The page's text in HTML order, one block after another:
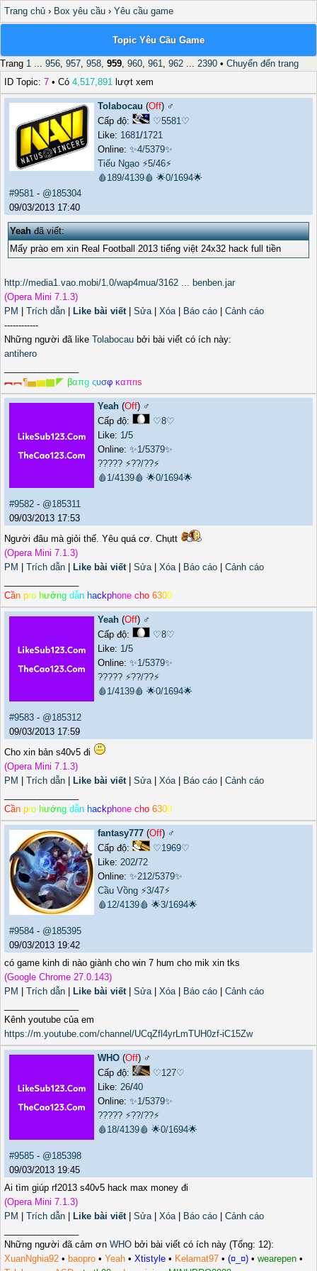
Trang chủ › Box yêu cầu › Yêu cầu game
Topic Yêu Cầu Game
Trang 1 ... 956, 957, 958, 959, 960, 961, 962 ... 2390 • Chuyển đến trang
ID Topic: 7 • Có 4,517,891 lượt xem
Tolabocau (Off) ♂️
Cấp độ:
♡5581♡
Like: 1681/1721
Online: ✨4/5379✨
Tiếu Ngạo ⚡5/46⚡
🩸189/4139🩸 🌟0/1694🌟
#9581 - @185304
09/03/2013 17:40
Yeahđã viết:
Mấy prào em xin Real Football 2013 tiếng việt 24x32 hack full tiền
http://media1.vao.mobi/1.0/wap4mua/3162 ... benben.jar
(Opera Mini 7.1.3)
PM
Trích dẫn Like bài viết| Sửa| Xóa| Báo cáo
Cảnh cáo
------------
Những người đã like Tolabocau bởi bài viết có ích này:
antihero
︻︻¶▅▆▇◤ βαπg ςυσφ καπrιs
Yeah (Off) ♂️
Cấp độ:
♡8♡
Like: 1/5
Online: ✨1/5379✨
????? ⚡??/??⚡
🩸1/4139🩸 🌟0/1694🌟
#9582 - @185311
09/03/2013 17:53
Người đâu mà giỏi thế. Yêu quá cơ. Chụtt
(Opera Mini 7.1.3)
PM
Trích dẫn Like bài viết| Sửa| Xóa| Báo cáo
Cảnh cáo
Cần pro hướng dẫn hac kphone c ho 6300
Yeah (Off) ♂️
Cấp độ:
♡8♡
Like: 1/5
Online: ✨1/5379✨
????? ⚡??/??⚡
🩸1/4139🩸 🌟0/1694🌟
#9583 - @185312
09/03/2013 17:59
Cho xin bản s40v5 đi
(Opera Mini 7.1.3)
PM
Trích dẫn Like bài viết| Sửa| Xóa| Báo cáo
Cảnh cáo
Cần pro hướng dẫn hac kphone c ho 6300
fantasy777 (Off) ♂️
Cấp độ:
♡1969♡
Like: 202/72
Online: ✨212/5379✨
Cầu Vồng ⚡3/47⚡
🩸12/4139🩸 🌟3/1694🌟
#9584 - @185395
09/03/2013 19:42
có game kinh di nào giành cho win 7 hum cho mik xin tks
(Google Chrome 27.0.143)
PM
Trích dẫn Like bài viết| Sửa| Xóa| Báo cáo
Cảnh cáo
Kênh youtube của em
https://m.youtube.com/channel/UCqZfl4yrLmTUH0zf-iC15Zw
WHO (Off) ♂️
Cấp độ:
♡127♡
Like: 26/40
Online: ✨1/5379✨
????? ⚡??/??⚡
🩸18/4139🩸 🌟0/1694🌟
#9585 - @185398
09/03/2013 19:45
Ai tìm giúp rf2013 s40v5 hack max money đi
(Opera Mini 7.1.3)
PM
Trích dẫn Like bài viết| Sửa| Xóa| Báo cáo
Cảnh cáo
Những người đã cảm ơn WHO bởi bài viết có ích này (Tổng: 12):
XuanNghia92 • baopro • Yeah • Xtistyle • Kelamat97 • (¤_¤) • wearepen •